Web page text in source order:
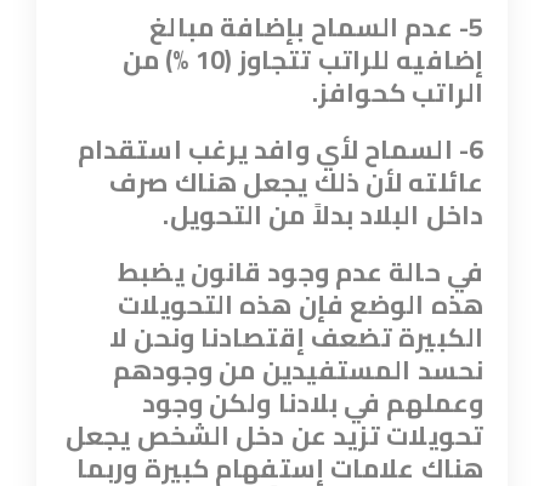
5- عدم السماح بإضافة مبالغ
إضافيه للراتب تتجاوز (10 %) من
الراتب كحوافز.
6- السماح لأي وافد يرغب استقدام
عائلته لأن ذلك يجعل هناك صرف
داخل البلاد بدلاً من التحويل.
في حالة عدم وجود قانون يضبط
هذه الوضع فإن هذه التحويلات
الكبيرة تضعف إقتصادنا ونحن لا
نحسد المستفيدين من وجودهم
وعملهم في بلادنا ولكن وجود
تحويلات تزيد عن دخل الشخص يجعل
هناك علامات إستفهام كبيرة وربما